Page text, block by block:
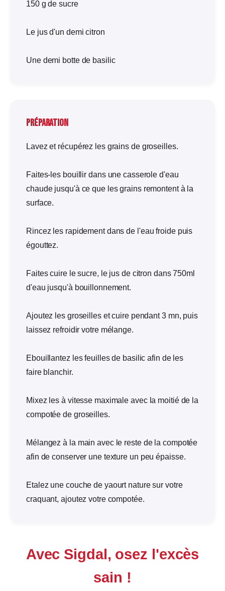
150 g de sucre
Le jus d'un demi citron
Une demi botte de basilic
Préparation
Lavez et récupérez les grains de groseilles.
Faites-les bouillir dans une casserole d'eau
chaude jusqu'à ce que les grains remontent à la
surface.
Rincez les rapidement dans de l'eau froide puis
égouttez.
Faites cuire le sucre, le jus de citron dans 750ml
d'eau jusqu'à bouillonnement.
Ajoutez les groseilles et cuire pendant 3 mn, puis
laissez refroidir votre mélange.
Ebouillantez les feuilles de basilic afin de les
faire blanchir.
Mixez les à vitesse maximale avec la moitié de la
compotée de groseilles.
Mélangez à la main avec le reste de la compotée
afin de conserver une texture un peu épaisse.
Etalez une couche de yaourt nature sur votre
craquant, ajoutez votre compotée.
Avec Sigdal, osez l'excès
sain !